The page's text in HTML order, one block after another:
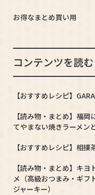
お得なまとめ買い用
コンテンツを読む
【おすすめレシピ】
【読み物・まとめ】福
てやまない焼きラーメン
【おすすめレシピ】相
【読み物・まとめ】キ
メ（高級おつまみ・ギフ
ジャーキー）